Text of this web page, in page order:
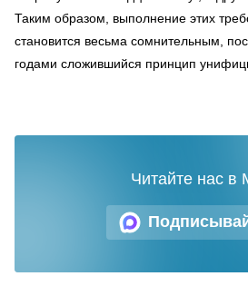
Таким образом, выполнение этих
становится весьма сомнительным,
годами сложившийся принцип
Читайте нас в